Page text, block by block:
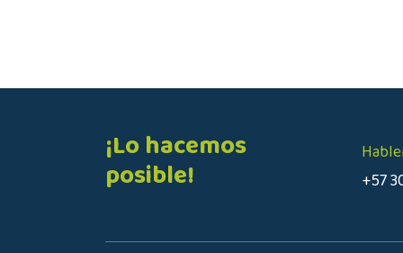
¡Lo hacemos
posible!
+57